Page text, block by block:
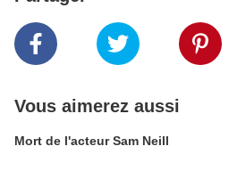
Vous aimerez aussi
Mort de l'acteur Sam Neill